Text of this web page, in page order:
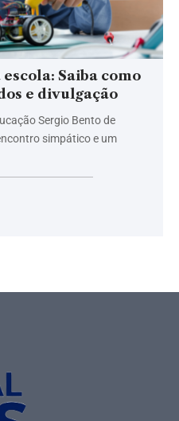
Saiba como
e divulgação
Sergio Bento de
simpático e um